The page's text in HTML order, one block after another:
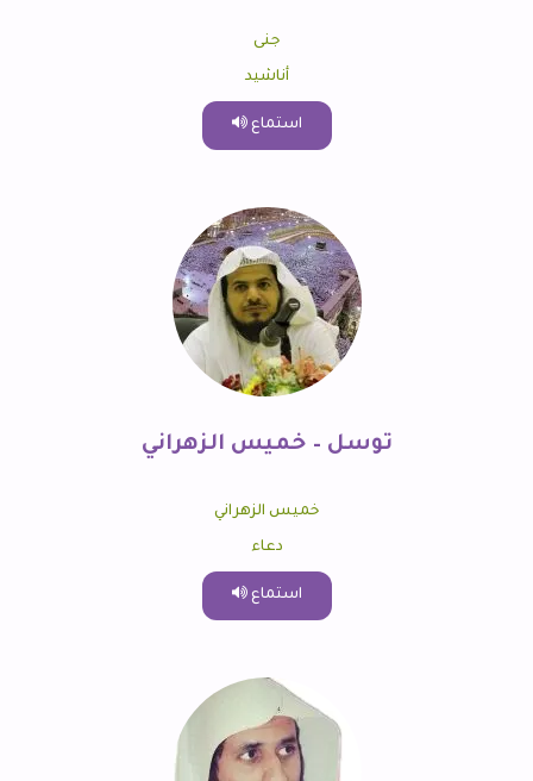
جنى
أناشيد
استماع
توسل – خميس الزهراني
خميس الزهراني
دعاء
استماع